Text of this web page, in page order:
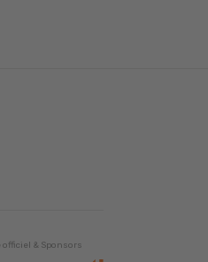
officiel & Sponsors